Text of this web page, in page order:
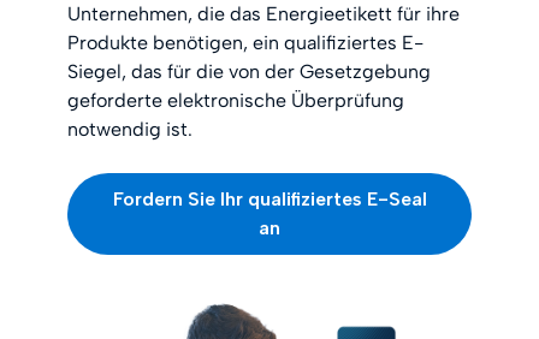
Unternehmen, die das Energieetikett für ihre
Produkte benötigen, ein qualifiziertes E-
Siegel, das für die von der Gesetzgebung
geforderte elektronische Überprüfung
notwendig ist.
Fordern Sie Ihr qualifiziertes E-Seal
an